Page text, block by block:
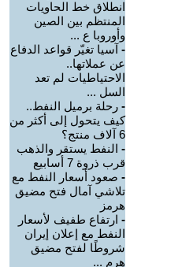
انطلاق خط الحاويات
المنتظم بين الصين
وأوروبا ع ...
- آسيا تغيّر قواعد الدفاع
عن عملاتها..
الاحتياطيات لم تعد
السل ...
- رحلة برميل النفط..
كيف يتحول إلى أكثر من
6 آلاف منتج؟
- النفط يستقر والذهب
قرب ذروة 7 أسابيع
- صعود أسعار النفط مع
تلاشي آمال فتح مضيق
هرمز
- ارتفاع طفيف لأسعار
النفط مع إعلان إيران
شروطًا لفتح مضيق
هرم ...